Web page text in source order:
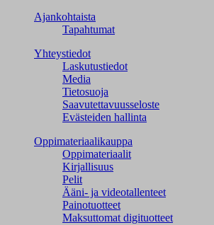
Ajankohtaista
Tapahtumat
Yhteystiedot
Laskutustiedot
Media
Tietosuoja
Saavutettavuusseloste
Evästeiden hallinta
Oppimateriaalikauppa
Oppimateriaalit
Kirjallisuus
Pelit
Ääni- ja videotallenteet
Painotuotteet
Maksuttomat digituotteet